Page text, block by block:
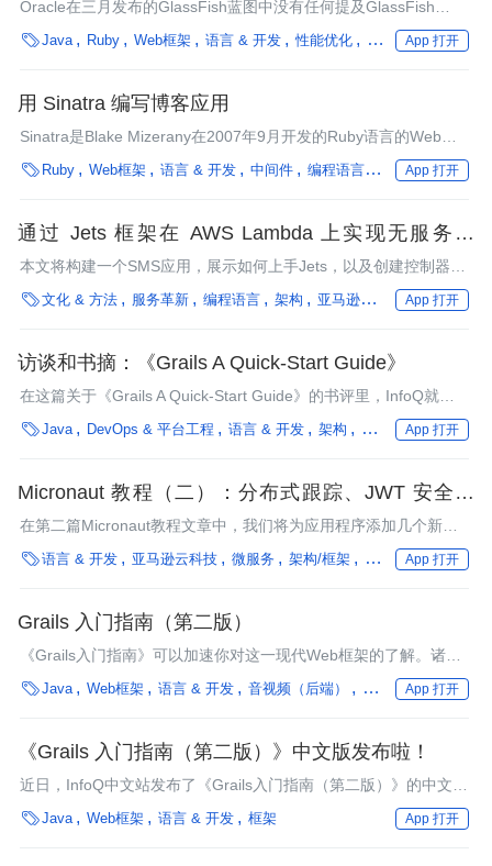
Oracle在三月发布的GlassFish蓝图中没有任何提及GlassFish
gem的文字。这套基于gem的服务器软件可以运行Rails，Merb和
Sinatra应用程序，作为JRuby平台上最流行的几个服务器软件之
用多线程模式，充分利用JVM的多线程特性带来的性能提升。
Java Ruby Web框架 语言 & 开发 性能优化 编程语言 微服务
App 打开
用 Sinatra 编写博客应用
Sinatra是Blake Mizerany在2007年9月开发的Ruby语言的Web框
架。它最突出的特点就是轻量、快速。更难能可贵的是，Sinatra的
源代码只有一千多行。本文通过一个博客应用的开发实例，希望读
 Ruby Web框架 语言 & 开发 中间件 编程语言 框架 行业深度
App 打开
通过 Jets 框架在 AWS Lambda 上实现无服务化
Ruby
本文将构建一个SMS应用，展示如何上手Jets，以及创建控制器、
动作和线路。
文化 & 方法 服务革新 编程语言 架构 亚马逊云科技 Ruby
App 打开
访谈和书摘：《Grails A Quick-Start Guide》
在这篇关于《Grails A Quick-Start Guide》的书评里，InfoQ就使
用Grails进行Web开发的最佳实践、Groovy中的元对象协议
（MOP）特性，以及使用Grails框架开发Web应用的工具支持等话
Java DevOps & 平台工程 语言 & 开发 架构 性能优化 编程语言
App 打开
Micronaut 教程（二）：分布式跟踪、JWT 安全和
AWS Lambda 部署
在第二篇Micronaut教程文章中，我们将为应用程序添加几个新功
能：分布式跟踪、JWT安全性和Serverless功能。 此外，我们还将
介绍Micronaut提供的用户输入验证功能。
语言 & 开发 亚马逊云科技 微服务 架构/框架 编程语言 框架
App 打开
Grails 入门指南（第二版）
《Grails入门指南》可以加速你对这一现代Web框架的了解。诸如
LinkedIn、Wired、Tropicana和Taco Bell这样的公司都已经在使用
Grails了。你是否也准备好开始了呢？
Java Web框架 语言 & 开发 音视频（后端） 编程语言 框架
App 打开
《Grails 入门指南（第二版）》中文版发布啦！
近日，InfoQ中文站发布了《Grails入门指南（第二版）》的中文
版。本书第一版的发布还是3年前的事情，针对的是Grails的0.3
版。如今，Grails的主要版本已经到了1.3，正在朝着1.4的方向大
Java Web框架 语言 & 开发 框架 App 打开